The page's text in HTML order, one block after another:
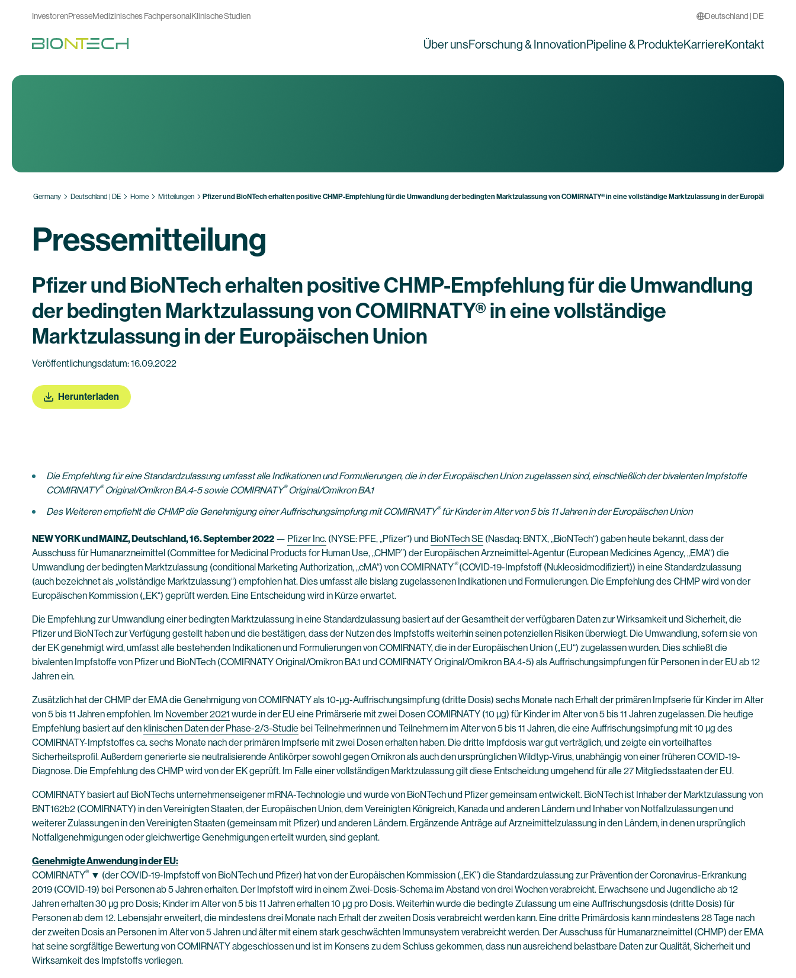
InvestorenPresseMedizinisches FachpersonalKlinische Studien Deutschland | DE
Über unsForschung & InnovationPipeline & ProdukteKarriereKontakt
Germany Deutschland | DE Home Mitteilungen Pfizer und BioNTech erhalten positive CHMP-Empfehlung für die Umwandlung der bedingten Marktzulassung von COMIRNATY® in eine vollständige Marktzulassung in der Europäischen
Pressemitteilung
Pfizer und BioNTech erhalten positive CHMP-Empfehlung für die Umwandlung
der bedingten Marktzulassung von COMIRNATY® in eine vollständige
Marktzulassung in der Europäischen Union
Veröffentlichungsdatum: 16.09.2022
Herunterladen
Die Empfehlung für eine Standardzulassung umfasst alle Indikationen und Formulierungen, die in der Europäischen Union zugelassen sind, einschließlich der bivalenten Impfstoffe
COMIRNATY®Original/Omikron BA.4-5 sowie COMIRNATY®Original/Omikron BA.1
Des Weiteren empfiehlt die CHMP die Genehmigung einer Auffrischungsimpfung mit COMIRNATY®für Kinder im Alter von 5 bis 11 Jahren in der Europäischen Union
NEW YORK und MAINZ, Deutschland, 16. September 2022 — Pfizer Inc. (NYSE: PFE, „Pfizer“) und BioNTech SE (Nasdaq: BNTX, „BioNTech“) gaben heute bekannt, dass der
Ausschuss für Humanarzneimittel (Committee for Medicinal Products for Human Use, „CHMP”) der Europäischen Arzneimittel-Agentur (European Medicines Agency, „EMA“) die
Umwandlung der bedingten Marktzulassung (conditional Marketing Authorization, „cMA“) von COMIRNATY®(COVID-19-Impfstoff (Nukleosidmodifiziert)) in eine Standardzulassung
(auch bezeichnet als „vollständige Marktzulassung“) empfohlen hat. Dies umfasst alle bislang zugelassenen Indikationen und Formulierungen. Die Empfehlung des CHMP wird von der
Europäischen Kommission („EK“) geprüft werden. Eine Entscheidung wird in Kürze erwartet.
Die Empfehlung zur Umwandlung einer bedingten Marktzulassung in eine Standardzulassung basiert auf der Gesamtheit der verfügbaren Daten zur Wirksamkeit und Sicherheit, die
Pfizer und BioNTech zur Verfügung gestellt haben und die bestätigen, dass der Nutzen des Impfstoffs weiterhin seinen potenziellen Risiken überwiegt. Die Umwandlung, sofern sie von
der EK genehmigt wird, umfasst alle bestehenden Indikationen und Formulierungen von COMIRNATY, die in der Europäischen Union („EU“) zugelassen wurden. Dies schließt die
bivalenten Impfstoffe von Pfizer und BioNTech (COMIRNATY Original/Omikron BA.1 und COMIRNATY Original/Omikron BA.4-5) als Auffrischungsimpfungen für Personen in der EU ab 12
Jahren ein.
Zusätzlich hat der CHMP der EMA die Genehmigung von COMIRNATY als 10-µg-Auffrischungsimpfung (dritte Dosis) sechs Monate nach Erhalt der primären Impfserie für Kinder im Alter
von 5 bis 11 Jahren empfohlen. Im November 2021 wurde in der EU eine Primärserie mit zwei Dosen COMIRNATY (10 µg) für Kinder im Alter von 5 bis 11 Jahren zugelassen. Die heutige
Empfehlung basiert auf denklinischen Daten der Phase-2/3-Studie bei Teilnehmerinnen und Teilnehmern im Alter von 5 bis 11 Jahren, die eine Auffrischungsimpfung mit 10 µg des
COMIRNATY-Impfstoffes ca. sechs Monate nach der primären Impfserie mit zwei Dosen erhalten haben. Die dritte Impfdosis war gut verträglich, und zeigte ein vorteilhaftes
Sicherheitsprofil. Außerdem generierte sie neutralisierende Antikörper sowohl gegen Omikron als auch den ursprünglichen Wildtyp-Virus, unabhängig von einer früheren COVID-19-
Diagnose. Die Empfehlung des CHMP wird von der EK geprüft. Im Falle einer vollständigen Marktzulassung gilt diese Entscheidung umgehend für alle 27 Mitgliedsstaaten der EU.
COMIRNATY basiert auf BioNTechs unternehmenseigener mRNA-Technologie und wurde von BioNTech und Pfizer gemeinsam entwickelt. BioNTech ist Inhaber der Marktzulassung von
BNT162b2 (COMIRNATY) in den Vereinigten Staaten, der Europäischen Union, dem Vereinigten Königreich, Kanada und anderen Ländern und Inhaber von Notfallzulassungen und
weiterer Zulassungen in den Vereinigten Staaten (gemeinsam mit Pfizer) und anderen Ländern. Ergänzende Anträge auf Arzneimittelzulassung in den Ländern, in denen ursprünglich
Notfallgenehmigungen oder gleichwertige Genehmigungen erteilt wurden, sind geplant.
Genehmigte Anwendung in der EU:
COMIRNATY® ▼ (der COVID-19-Impfstoff von BioNTech und Pfizer) hat von der Europäischen Kommission („EK”) die Standardzulassung zur Prävention der Coronavirus-Erkrankung
2019 (COVID-19) bei Personen ab 5 Jahren erhalten. Der Impfstoff wird in einem Zwei-Dosis-Schema im Abstand von drei Wochen verabreicht. Erwachsene und Jugendliche ab 12
Jahren erhalten 30 µg pro Dosis; Kinder im Alter von 5 bis 11 Jahren erhalten 10 µg pro Dosis. Weiterhin wurde die bedingte Zulassung um eine Auffrischungsdosis (dritte Dosis) für
Personen ab dem 12. Lebensjahr erweitert, die mindestens drei Monate nach Erhalt der zweiten Dosis verabreicht werden kann. Eine dritte Primärdosis kann mindestens 28 Tage nach
der zweiten Dosis an Personen im Alter von 5 Jahren und älter mit einem stark geschwächten Immunsystem verabreicht werden. Der Ausschuss für Humanarzneimittel (CHMP) der EMA
hat seine sorgfältige Bewertung von COMIRNATY abgeschlossen und ist im Konsens zu dem Schluss gekommen, dass nun ausreichend belastbare Daten zur Qualität, Sicherheit und
Wirksamkeit des Impfstoffs vorliegen.